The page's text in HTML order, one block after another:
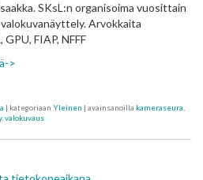
SKsL:n organisoima vuosittain
Arvokkaita
FIAP, NFFF
>
| kategoriaan Yleinen | avainsanoilla kameraseura
, valokuvaus